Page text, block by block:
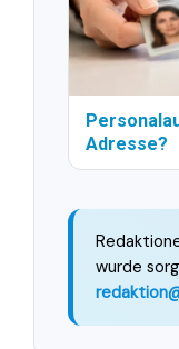
Adresse?
wurde